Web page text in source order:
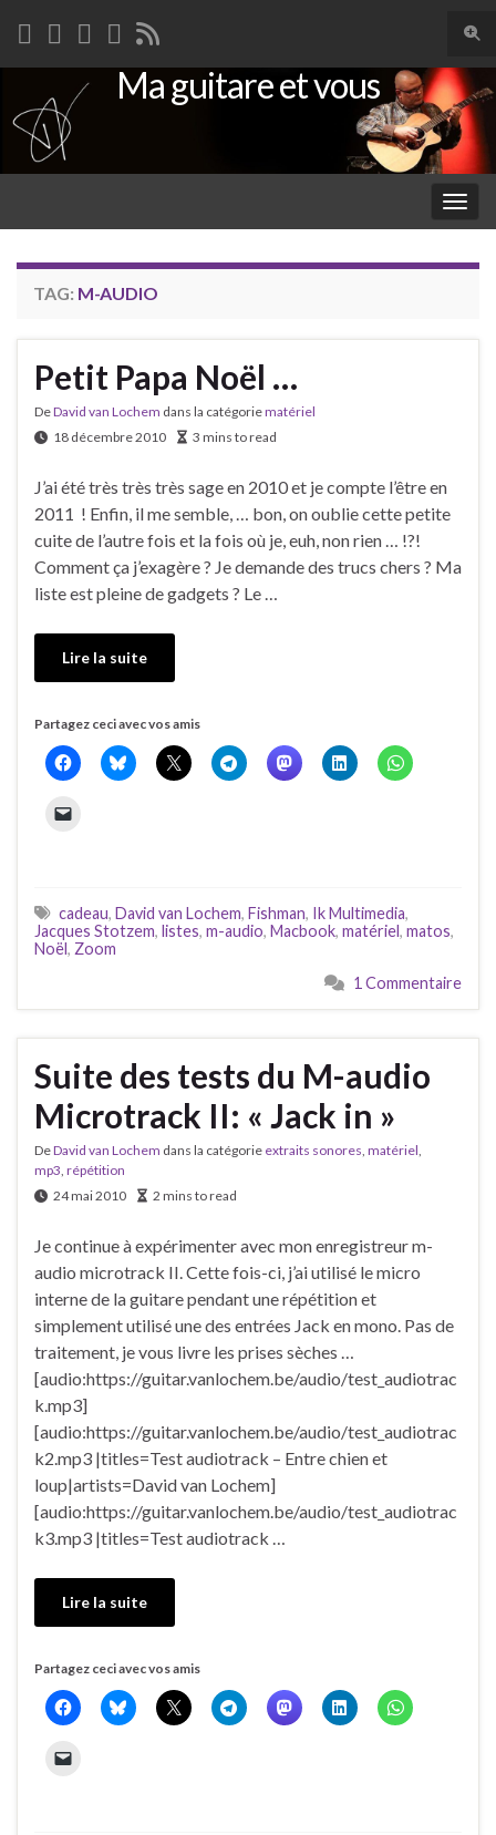
Search for:
Ma guitare et vous
TAG: M-AUDIO
Petit Papa Noël …
DeDavid van Lochem dans la catégoriematériel
18 décembre 2010
3 mins to read
J’ai été très très très sage en 2010 et je compte l’être en
2011 ! Enfin, il me semble, … bon, on oublie cette petite
cuite de l’autre fois et la fois où je, euh, non rien … !?!
Comment ça j’exagère ? Je demande des trucs chers ? Ma
liste est pleine de gadgets ? Le …
Lire la suite
Partagez ceci avec vos amis
cadeau, David van Lochem, Fishman, Ik Multimedia,
Jacques Stotzem, listes, m-audio, Macbook, matériel, matos,
Noël, Zoom
1 Commentaire
Suite des tests du M-audio
Microtrack II: « Jack in »
DeDavid van Lochem dans la catégorie extraits sonores matériel
mp3 répétition
24 mai 2010
2 mins to read
Je continue à expérimenter avec mon enregistreur m-
audio microtrack II. Cette fois-ci, j’ai utilisé le micro
interne de la guitare pendant une répétition et
simplement utilisé une des entrées Jack en mono. Pas de
traitement, je vous livre les prises sèches …
[audio:https://guitar.vanlochem.be/audio/test_audiotrac
k.mp3]
[audio:https://guitar.vanlochem.be/audio/test_audiotrac
k2.mp3 |titles=Test audiotrack – Entre chien et
loup|artists=David van Lochem]
[audio:https://guitar.vanlochem.be/audio/test_audiotrac
k3.mp3 |titles=Test audiotrack …
Lire la suite
Partagez ceci avec vos amis